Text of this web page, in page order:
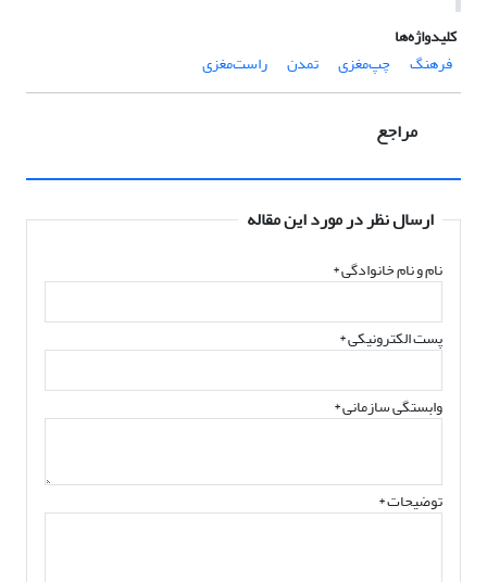
کلیدواژه‌ها
فرهنگ
چپ‌مغزی تمدن راست‌مغزی
مراجع
ارسال نظر در مورد این مقاله
نام و نام خانوادگی*
پست الکترونیکی*
وابستگی سازمانی *
توضیحات *